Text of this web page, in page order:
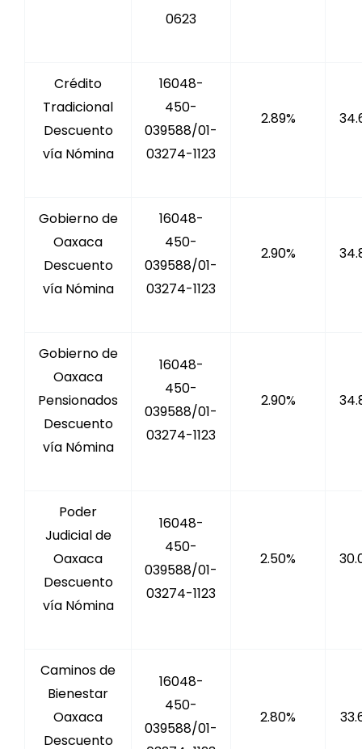
0623
Crédito
Tradicional
Descuento
vía Nómina
16048-
450-
039588/01-
03274-1123
2.89%
Gobierno de
Oaxaca
Descuento
vía Nómina
16048-
450-
039588/01-
03274-1123
2.90%
Gobierno de
Oaxaca
Pensionados
Descuento
vía Nómina
16048-
450-
039588/01-
03274-1123
2.90%
Poder
Judicial de
Oaxaca
Descuento
vía Nómina
16048-
450-
039588/01-
03274-1123
2.50%
Caminos de
Bienestar
Oaxaca
Descuento
16048-
450-
039588/01-
2.80%